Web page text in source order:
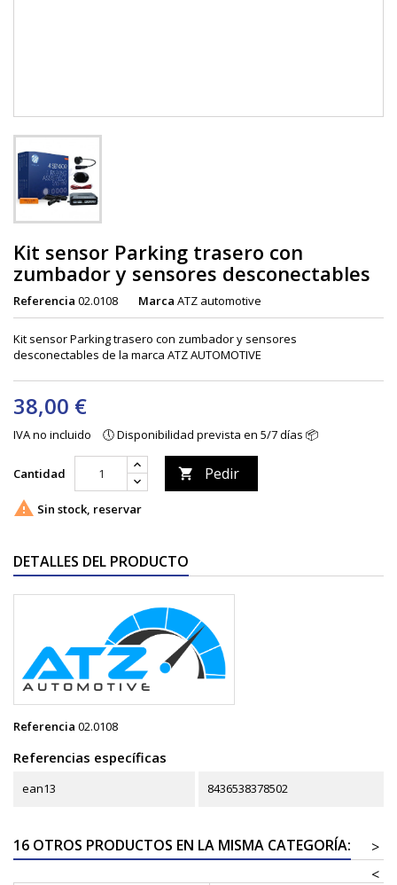
Kit sensor Parking trasero con
zumbador y sensores desconectables
Referencia 02.0108 Marca ATZ automotive
Kit sensor Parking trasero con zumbador y sensores
desconectables de la marca ATZ AUTOMOTIVE
38,00 €
IVA no incluido 🕔 Disponibilidad prevista en 5/7 días 📦
Cantidad  Pedir
 Sin stock, reservar
DETALLES DEL PRODUCTO
Referencia 02.0108
Referencias específicas
ean13 8436538378502
16 OTROS PRODUCTOS EN LA MISMA CATEGORÍA:
>
<